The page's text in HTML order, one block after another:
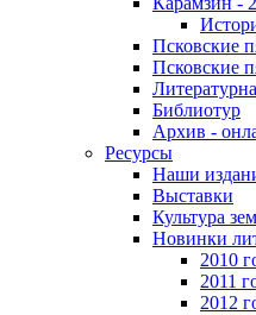
Псковские
Псковские
Библиотур
Архив -
Ресурсы
Наши
Выставки
Культура
Новинки
2010
2011
2012